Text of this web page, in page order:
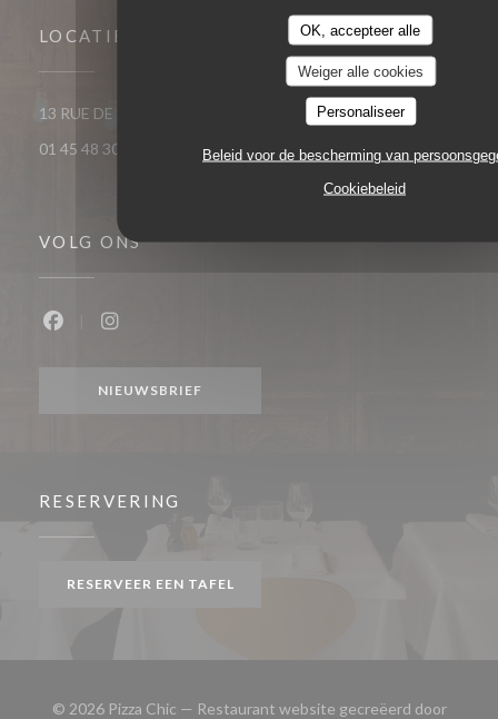
OK, accepteer alle
Weiger alle cookies
Personaliseer
Beleid voor de bescherming van
Cookiebeleid
LOCATIE
13 RUE DE MEZIERES 75006 Paris
((opent in een nieuw venster))
01 45 48 30 38
VOLG ONS
NIEUWSBRIEF
RESERVERING
RESERVEER EEN TAFEL
© 2026 Pizza Chic — Restaurant website gecreëerd door